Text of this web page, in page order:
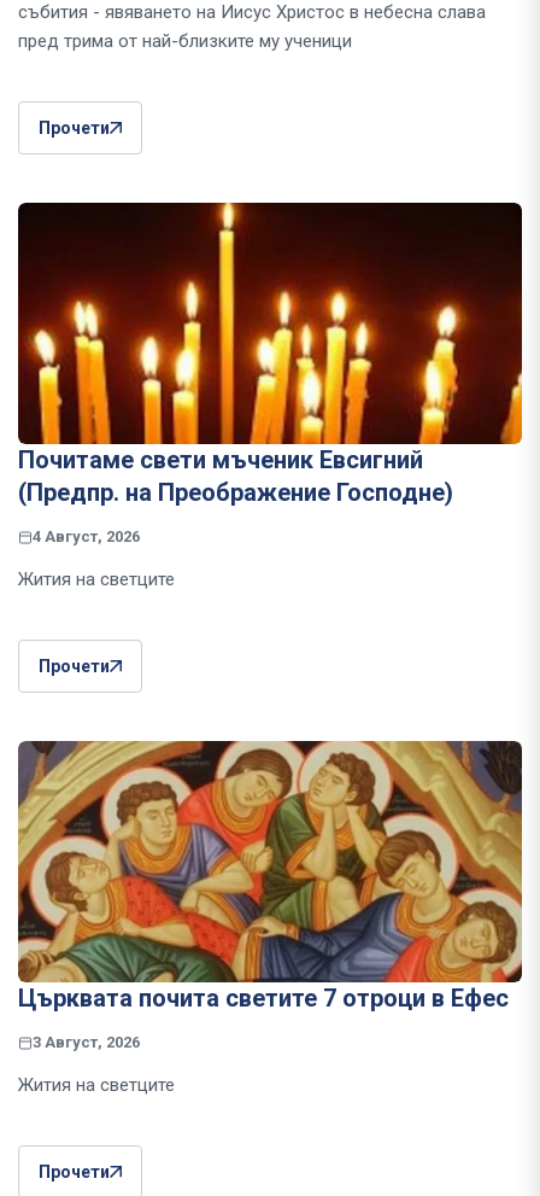
събития - явяването на Иисус Христос в небесна слава
пред трима от най-близките му ученици
Прочети
Почитаме свети мъченик Евсигний
(Предпр. на Преображение Господне)
4 Август, 2026
Жития на светците
Прочети
Църквата почита светите 7 отроци в Ефес
3 Август, 2026
Жития на светците
Прочети